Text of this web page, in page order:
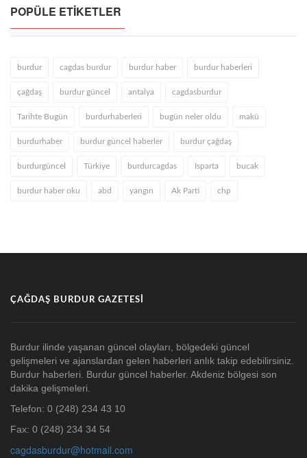
POPÜLE ETIKETLER
burdur cagdas burdur burdur haber burdur haberleri
çağdaş burdur güncel antalya cagdasburdur
Tarihte Bugün burdurhaberleri bugün neler oldu makü
burdurhaber burdur güncel haberler burdur çağdaş
burdurgüncel Türkiye burdurcagdas Isparta bucak
burdur haber oku abd yangın Ak Parti chp
ÇAĞDAŞ BURDUR GAZETESI
Burdur ilinde yaşanan güncel olayları, bölgedeki güncel
gelişmeleri ve ajanslardan gelen haberleri anlık takip edebilirsiniz.
Burdur haberleri. Burdur güncel haberler. Akdeniz bölgesi son
dakika gelişmeleri.
Telefon: 0 (248) 234 43 10
Fax: 0 (248) 234 34 54
cagdasburdur@hotmail.com